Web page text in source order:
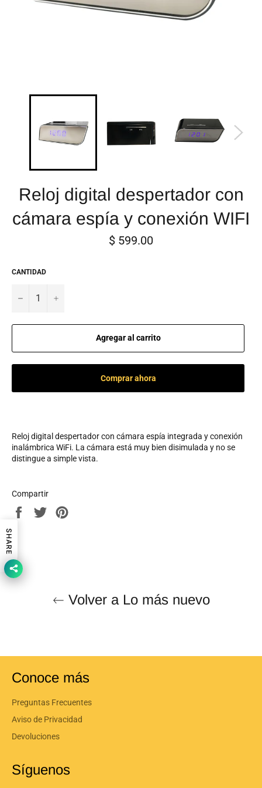
Reloj digital despertador con
cámara espía y conexión WIFI
Precio
habitual
$ 599.00
CANTIDAD
− +
Agregar al carrito
Comprar ahora
Reloj digital despertador con cámara espía integrada y conexión
inalámbrica WiFi. La cámara está muy bien disimulada y no se
distingue a simple vista.
Compartir
Compartir
Tuitear
Volver a Lo más nuevo
Conoce más
Preguntas Frecuentes
Aviso de Privacidad
Devoluciones
Síguenos
SHARE